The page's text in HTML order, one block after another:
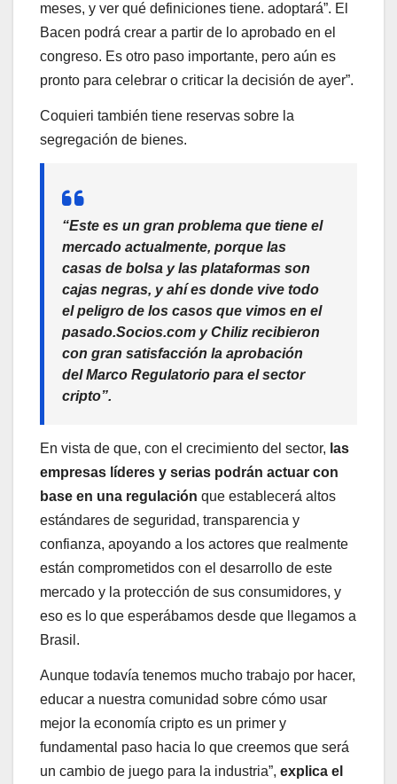
meses, y ver qué definiciones tiene. adoptará”. El
Bacen podrá crear a partir de lo aprobado en el
congreso. Es otro paso importante, pero aún es
pronto para celebrar o criticar la decisión de ayer”.
Coquieri también tiene reservas sobre la
segregación de bienes.
“Este es un gran problema que tiene el
mercado actualmente, porque las
casas de bolsa y las plataformas son
cajas negras, y ahí es donde vive todo
el peligro de los casos que vimos en el
pasado.Socios.com y Chiliz recibieron
con gran satisfacción la aprobación
del Marco Regulatorio para el sector
cripto”.
En vista de que, con el crecimiento del sector, las
empresas líderes y serias podrán actuar con
base en una regulación que establecerá altos
estándares de seguridad, transparencia y
confianza, apoyando a los actores que realmente
están comprometidos con el desarrollo de este
mercado y la protección de sus consumidores, y
eso es lo que esperábamos desde que llegamos a
Brasil.
Aunque todavía tenemos mucho trabajo por hacer,
educar a nuestra comunidad sobre cómo usar
mejor la economía cripto es un primer y
fundamental paso hacia lo que creemos que será
un cambio de juego para la industria”, explica el